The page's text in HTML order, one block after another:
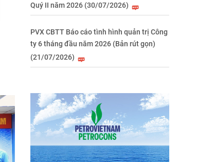
Quý II năm 2026 (30/07/2026)
PVX CBTT Báo cáo tình hình quản trị Công
ty 6 tháng đầu năm 2026 (Bản rút gọn)
(21/07/2026)